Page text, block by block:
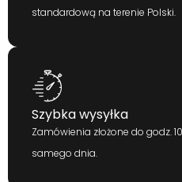
standardową na terenie Polski.
Szybka wysyłka
Zamówienia złożone do godz.
samego dnia.